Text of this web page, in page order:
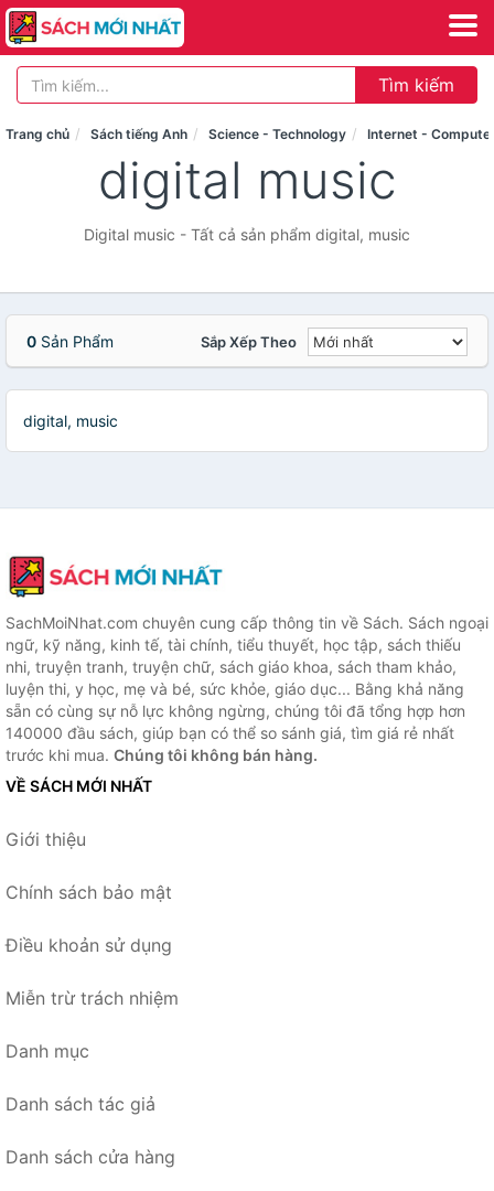
Tìm kiếm
Trang chủ Sách tiếng Anh Science - Technology Internet -
digital music
Digital music - Tất cả sản phẩm digital, music
0 Sản Phẩm Sắp Xếp Theo
digital, music
SachMoiNhat.com chuyên cung cấp thông tin về Sách. Sách ngoại
ngữ, kỹ năng, kinh tế, tài chính, tiểu thuyết, học tập, sách thiếu
nhi, truyện tranh, truyện chữ, sách giáo khoa, sách tham khảo,
luyện thi, y học, mẹ và bé, sức khỏe, giáo dục... Bằng khả năng
sẵn có cùng sự nỗ lực không ngừng, chúng tôi đã tổng hợp hơn
140000 đầu sách, giúp bạn có thể so sánh giá, tìm giá rẻ nhất
trước khi mua. Chúng tôi không bán hàng.
VỀ SÁCH MỚI NHẤT
Giới thiệu
Chính sách bảo mật
Điều khoản sử dụng
Miễn trừ trách nhiệm
Danh mục
Danh sách tác giả
Danh sách cửa hàng